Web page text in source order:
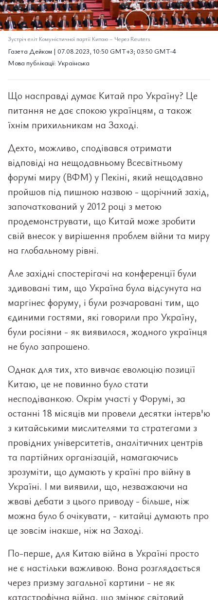
Зустріч еліт Комуністичної партії Китаю– Через Reuters
Газета Дейком | 07.08.2023, 10:50 GMT+3; 03:50 GMT-4
Мова публікації: Українська
Що насправді думає Китай про Україну? Це
питання не дає спокою українцям, а також
їхнім прихильникам на Заході.
Дехто, можливо, сподівався отримати
відповіді на нещодавньому Всесвітньому
форумі миру (ВФМ) у Пекіні, який нещодавно
пройшов під пишною назвою - щорічний захід,
започаткований у 2012 році з метою
продемонструвати, що Китай може зробити
свій внесок у вирішення проблем війни та миру
на глобальному рівні.
Але західні спостерігачі на конференції були
здивовані тим, що Україна була відсунута на
маргінес форуму, і були розчаровані тим, що
єдиними гостями, які говорили про Україну,
були росіяни - як виявилося, жодного українця
не було запрошено.
Однак для тих, хто вивчає еволюцію позиції
Китаю, це не повинно було стати
несподіванкою. Окрім участі у Форумі, за
останні 18 місяців ми провели десятки інтерв'ю
з китайськими мислителями та стратегами з
провідних університетів, аналітичних центрів
та партійних організацій, намагаючись
зрозуміти, що думають у країні про війну в
Україні. І ми виявили, що, незважаючи на
жваві дебати з цього приводу - більше, ніж
можна було б очікувати, - китайці думають про
це зовсім інакше, ніж на Заході.
По-перше, для Китаю війна в Україні просто
не є настільки важливою. Вона розглядається
через призму загальної картини - не як
катастрофічна війна, що змінює світовий